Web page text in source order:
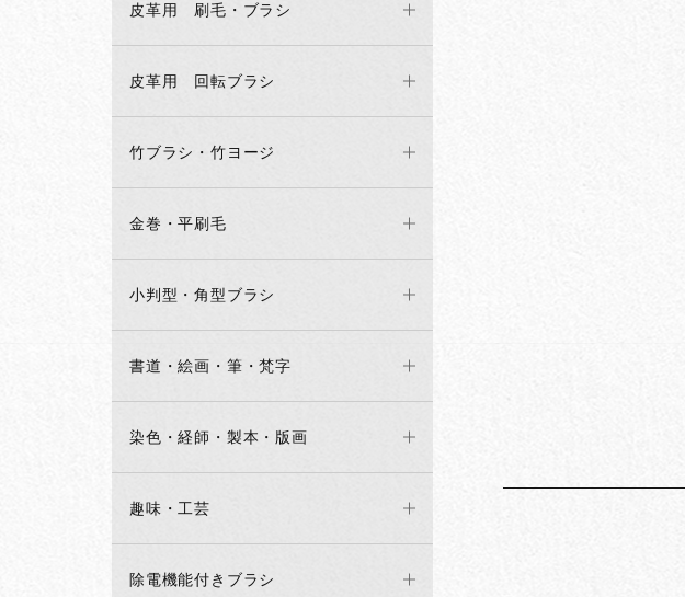
皮革用 刷毛・ブラシ
皮革用 回転ブラシ
竹ブラシ・竹ヨージ
金巻・平刷毛
小判型・角型ブラシ
書道・絵画・筆・梵字
染色・経師・製本・版画
趣味・工芸
除電機能付きブラシ